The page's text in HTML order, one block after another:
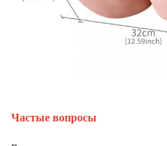
Частые вопросы